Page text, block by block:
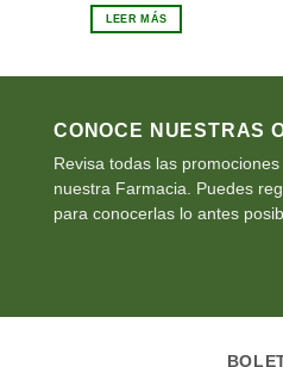
original
era:
€9.95.
actual
€8.96.
LEER MÁS
CONOCE NUESTRAS
Revisa todas las
nuestra Farmacia. Puedes
para conocerlas lo antes